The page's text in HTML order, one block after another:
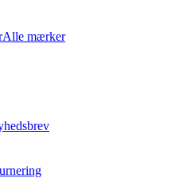
Alle mærker